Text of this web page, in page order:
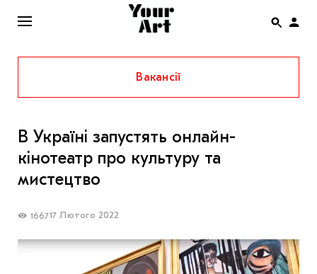
ENG
НОВИНИ
ІНТЕРВ’Ю
СПЕЦПРОЄКТИ
Вакансії
В Україні запустять онлайн-
кінотеатр про культуру та
мистецтво
166717 Лютого 2022